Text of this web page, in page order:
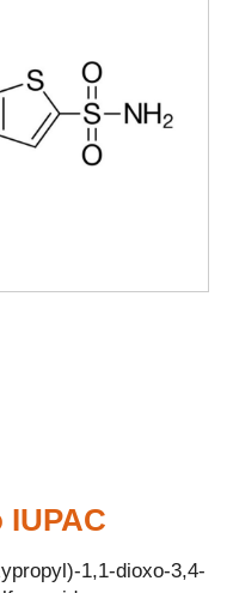
1,1-dioxo-3,4-